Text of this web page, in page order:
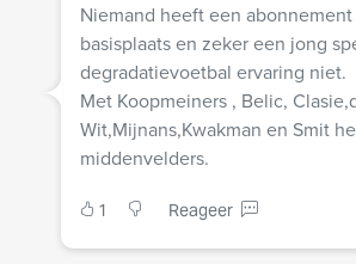
Niemand heeft een
basisplaats en zeker een jong
degradatievoetbal ervaring niet.
Met Koopmeiners , Belic,
Wit,Mijnans,Kwakman en Smit
middenvelders.
1 Reageer